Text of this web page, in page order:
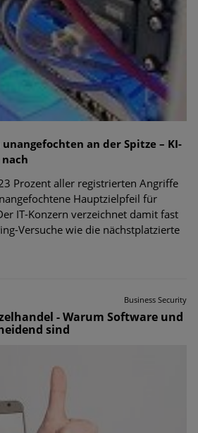
an der Spitze – KI-
Prozent aller registrierten Angriffe
Hauptzielpfeil für
IT-Konzern verzeichnet damit fast
Versuche wie die nächstplatzierte
Business Security
- Warum Software und
sind